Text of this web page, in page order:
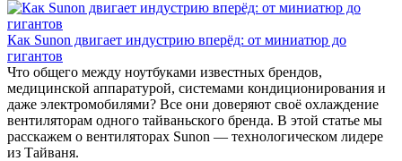
Как Sunon двигает индустрию вперёд: от миниатюр до
гигантов
Что общего между ноутбуками известных брендов,
медицинской аппаратурой, системами кондиционирования и
даже электромобилями? Все они доверяют своё охлаждение
вентиляторам одного тайваньского бренда. В этой статье мы
расскажем о вентиляторах Sunon — технологическом лидере
из Тайваня.